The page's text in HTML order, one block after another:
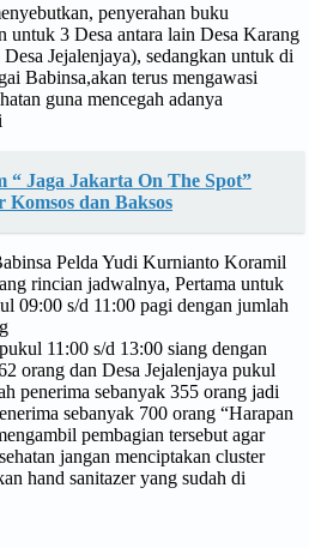
penyerahan buku
3 Desa antara lain Desa Karang
Jejalenjaya), sedangkan untuk di
Babinsa,akan terus mengawasi
guna mencegah adanya
“ Jaga Jakarta On The Spot”
dan Baksos
Pelda Yudi Kurnianto Koramil
rincian jadwalnya, Pertama untuk
09:00 s/d 11:00 pagi dengan jumlah
11:00 s/d 13:00 siang dengan
orang dan Desa Jejalenjaya pukul
penerima sebanyak 355 orang jadi
sebanyak 700 orang “Harapan
pembagian tersebut agar
jangan menciptakan cluster
hand sanitazer yang sudah di